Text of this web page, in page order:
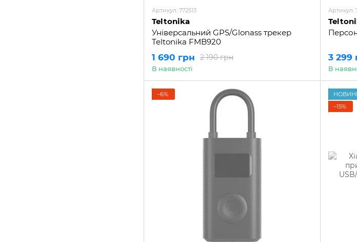
Артикул: 772513
Teltonika
Універсальний GPS/Glonass трекер
Teltonika FMB920
2 190 грн
1 690 грн
В наявності
Артикул:
3 299
В
−6%
−15%